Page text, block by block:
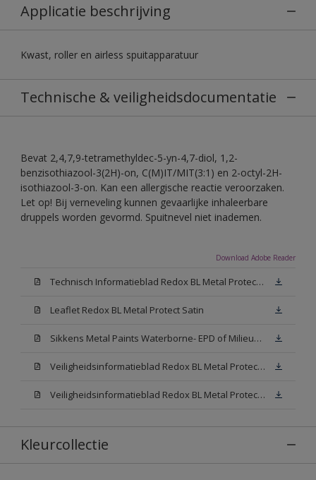
Applicatie beschrijving
Kwast, roller en airless spuitapparatuur
Technische & veiligheidsdocumentatie
Bevat 2,4,7,9-tetramethyldec-5-yn-4,7-diol, 1,2-
benzisothiazool-3(2H)-on, C(M)IT/MIT(3:1) en 2-octyl-2H-
isothiazool-3-on. Kan een allergische reactie veroorzaken.
Let op! Bij verneveling kunnen gevaarlijke inhaleerbare
druppels worden gevormd. Spuitnevel niet inademen.
Download Adobe Reader
Technisch Informatieblad Redox BL Metal Protect (PDF)
Leaflet Redox BL Metal Protect Satin
Sikkens Metal Paints Waterborne- EPD of Milieuproductverklaring
Veiligheidsinformatieblad Redox BL Metal Protect Satin N00 (MSDS)
Veiligheidsinformatieblad Redox BL Metal Protect Satin White W05 (MSDS)
Kleurcollectie